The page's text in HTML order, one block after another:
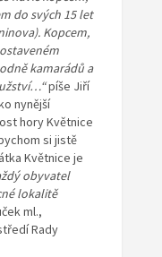
do svých 15 let
Kopcem,
kamarádů a
píše Jiří
nynější
hory Květnice
si jistě
Květnice je
obyvatel
lokalitě
ml.,
Rady